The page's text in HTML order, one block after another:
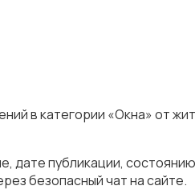
в категории «Окна» от
дате публикации,
безопасный чат на сайте.